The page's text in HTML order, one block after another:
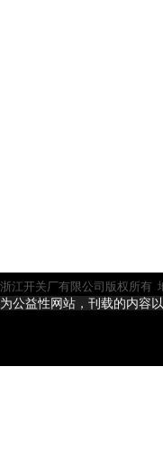
浙江开关厂有限公司版权所有
为公益性网站，刊载的内容